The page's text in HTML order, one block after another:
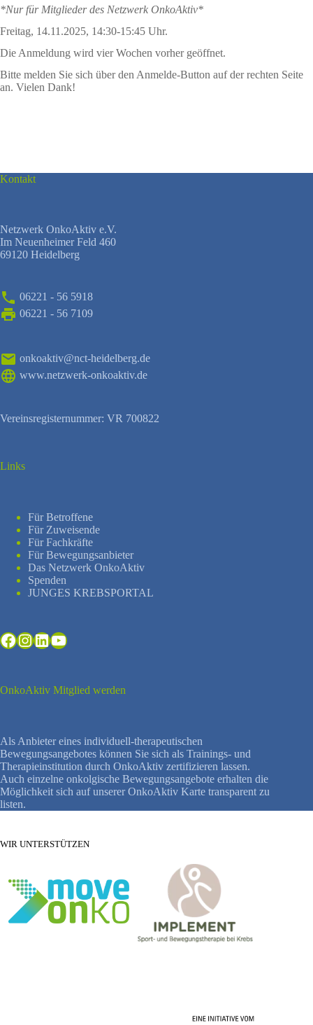
*Nur für Mitglieder des Netzwerk OnkoAktiv*
Freitag, 14.11.2025, 14:30-15:45 Uhr.
Die Anmeldung wird vier Wochen vorher geöffnet.
Bitte melden Sie sich über den Anmelde-Button auf der rechten Seite
an. Vielen Dank!
Kontakt
Netzwerk OnkoAktiv e.V.
Im Neuenheimer Feld 460
69120 Heidelberg
06221 - 56 5918
06221 - 56 7109
onkoaktiv@nct-heidelberg.de
www.netzwerk-onkoaktiv.de
Vereinsregisternummer: VR 700822
Links
Für Betroffene
Für Zuweisende
Für Fachkräfte
Für Bewegungsanbieter
Das Netzwerk OnkoAktiv
Spenden
JUNGES KREBSPORTAL
Facebook
Instagram
LinkedIn
YouTube
OnkoAktiv Mitglied werden
Als Anbieter eines individuell-therapeutischen
Bewegungsangebotes können Sie sich als Trainings- und
Therapieinstitution durch OnkoAktiv zertifizieren lassen.
Auch einzelne onkolgische Bewegungsangebote erhalten die
Möglichkeit sich auf unserer OnkoAktiv Karte transparent zu
listen.
WIR UNTERSTÜTZEN